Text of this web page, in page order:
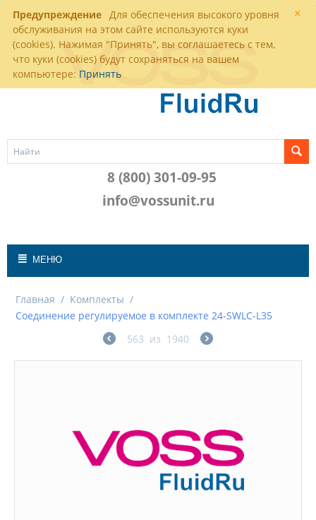
×
Предупреждение Для обеспечения высокого уровня
обслуживания на этом сайте используются куки
(cookies). Нажимая "Принять", вы соглашаетесь с тем,
что куки (cookies) будут сохраняться на вашем
компьютере: Принять
8 (800) 301-09-95
info@vossunit.ru
МЕНЮ
Главная / Комплекты /
Соединение регулируемое в комплекте 24-SWLC-L35
563 из 1940